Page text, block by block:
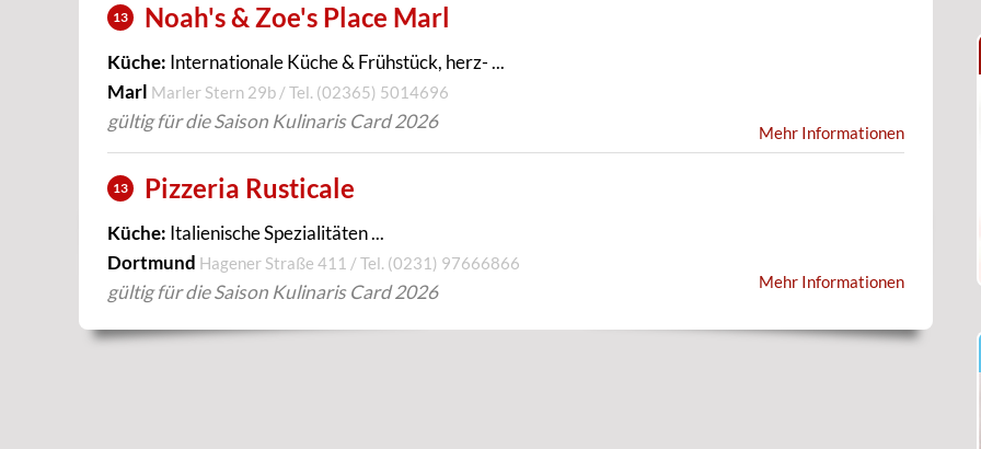
13 Noah's & Zoe's Place Marl
Küche: Internationale Küche & Frühstück, herz- ...
Marl Marler Stern 29b / Tel. (02365) 5014696
gültig für die Saison Kulinaris Card 2026
Mehr Informationen
13 Pizzeria Rusticale
Küche: Italienische Spezialitäten ...
Dortmund Hagener Straße 411 / Tel. (0231) 97666866
gültig für die Saison Kulinaris Card 2026 Mehr Informationen